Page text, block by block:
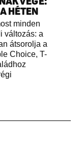
HÉTEN
minden
változás: a
átsorolja a
Choice, T-